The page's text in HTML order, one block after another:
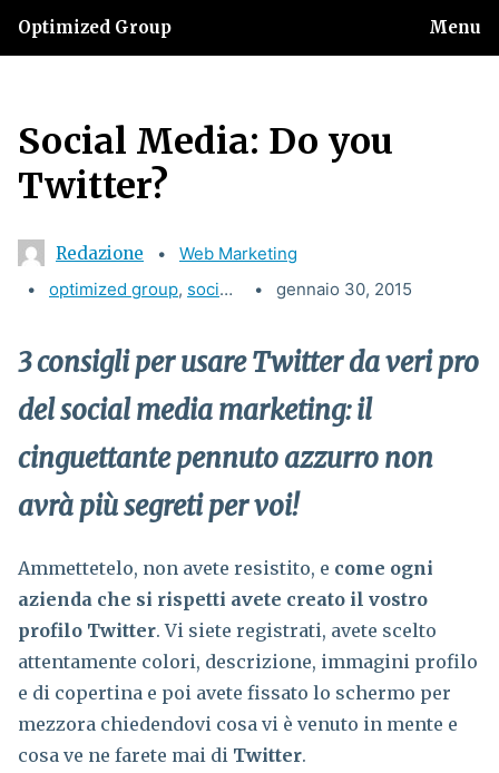
Optimized Group Menu
Social Media: Do you
Twitter?
Redazione Categories:
Web Marketing
Tags:
optimized group, social media ,twitter ,web marketing
gennaio 30, 2015
3 consigli per usare Twitter da veri pro
del social media marketing: il
cinguettante pennuto azzurro non
avrà più segreti per voi!
Ammettetelo, non avete resistito, e come ogni
azienda che si rispetti avete creato il vostro
profilo Twitter. Vi siete registrati, avete scelto
attentamente colori, descrizione, immagini profilo
e di copertina e poi avete fissato lo schermo per
mezzora chiedendovi cosa vi è venuto in mente e
cosa ve ne farete mai di Twitter.